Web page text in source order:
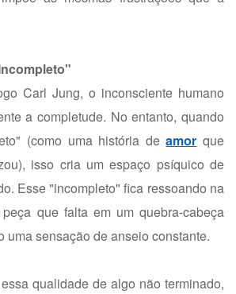
Carl Jung, o inconsciente humano
a completude. No entanto, quando
(como uma história deamor que
isso cria um espaço psíquico de
Esse "incompleto" fica ressoando na
que falta em um quebra-cabeça
uma sensação de anseio constante.
qualidade de algo não terminado,